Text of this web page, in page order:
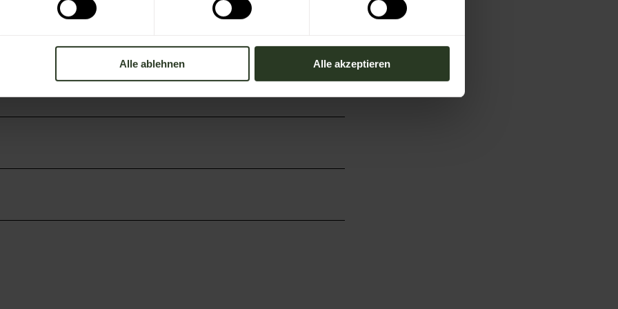
Alle ablehnen Alle akzeptieren